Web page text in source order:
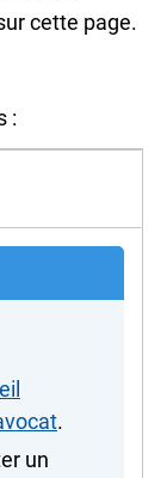
cette page.
:
.
un